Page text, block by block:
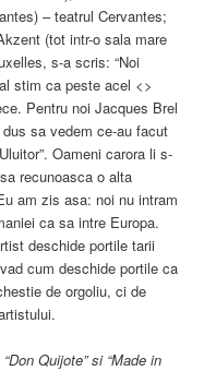
– teatrul Cervantes;
(tot intr-o sala mare
s-a scris: “Noi
stim ca peste acel <>
Pentru noi Jacques Brel
sa vedem ce-au facut
Oameni carora li s-
recunoasca o alta
am zis asa: noi nu intram
ca sa intre Europa.
deschide portile tarii
cum deschide portile ca
de orgoliu, ci de
Quijote” si “Made in